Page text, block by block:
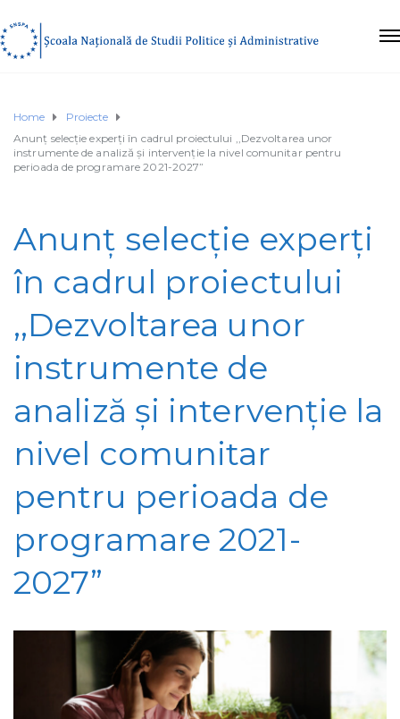
Home
Proiecte
Anunț selecție experți în cadrul proiectului ,,Dezvoltarea unor
instrumente de analiză și intervenție la nivel comunitar pentru
perioada de programare 2021-2027”
Anunț selecție experți
în cadrul proiectului
,,Dezvoltarea unor
instrumente de
analiză și intervenție la
nivel comunitar
pentru perioada de
programare 2021-
2027”